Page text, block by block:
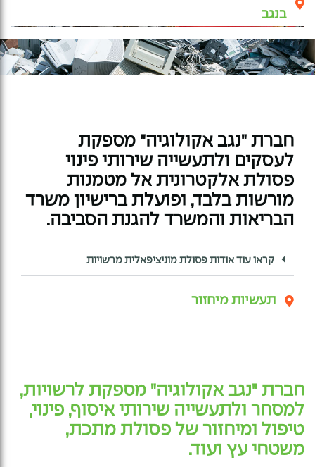
בנגב
חברת "נגב אקולוגיה" מספקת
לעסקים ולתעשייה שירותי פינוי
פסולת אלקטרונית אל מטמנות
מורשות בלבד, ופועלת ברישיון משרד
הבריאות והמשרד להגנת הסביבה.
קראו עוד אודות פסולת מוניציפאלית מרשויות ​
תעשיות מיחזור
חברת "נגב אקולוגיה" מספקת לרשויות,
למסחר ולתעשייה שירותי איסוף, פינוי,
טיפול ומיחזור של פסולת מתכת,
משטחי עץ ועוד.